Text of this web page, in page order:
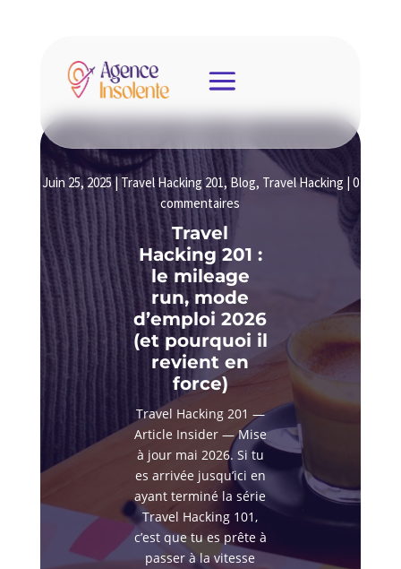
Juin 25, 2025| Travel Hacking 201,Blog, Travel Hacking 0
commentaires
Travel
Hacking 201 :
le mileage
run, mode
d’emploi 2026
(et pourquoi il
revient en
force)
Travel Hacking 201 —
Article Insider — Mise
à jour mai 2026. Si tu
es arrivée jusqu’ici en
ayant terminé la série
Travel Hacking 101,
c’est que tu es prête à
passer à la vitesse